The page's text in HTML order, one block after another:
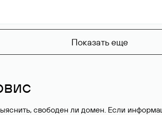
Показать еще
свободен ли домен. Если